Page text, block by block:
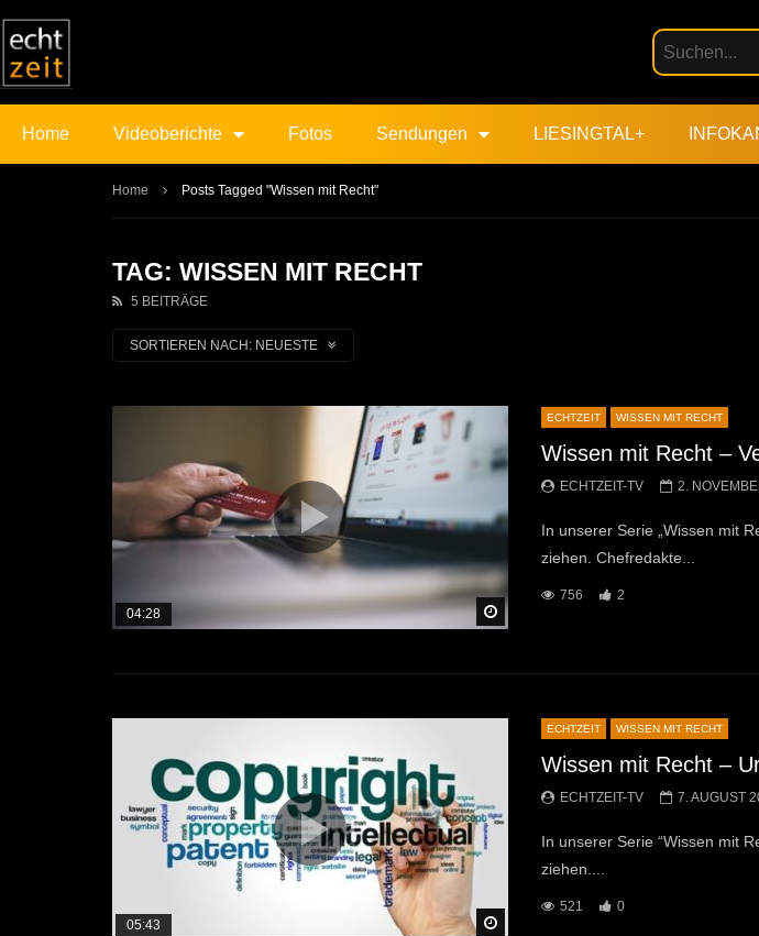
Home Videoberichte Fotos Sendungen LIESINGTAL+
Home Posts Tagged "Wissen mit Recht"
TAG: WISSEN MIT RECHT
5 BEITRÄGE
SORTIEREN NACH: NEUESTE
Später Ansehen
04:28
ECHTZEIT WISSEN MIT RECHT
Wissen mit Recht –
ECHTZEIT-TV 2.
In unserer Serie „Wissen mit
ziehen. Chefredakte...
756 2
05:43
ECHTZEIT WISSEN MIT RECHT
Wissen mit Recht –
ECHTZEIT-TV 7. AUGUST
In unserer Serie “Wissen mit
ziehen....
521 0